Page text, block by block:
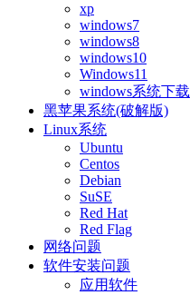
xp
windows7
windows8
windows10
Windows11
windows系统下载
黑苹果系统(破解版)
Linux系统
Ubuntu
Centos
Debian
SuSE
Red Hat
Red Flag
网络问题
软件安装问题
应用软件